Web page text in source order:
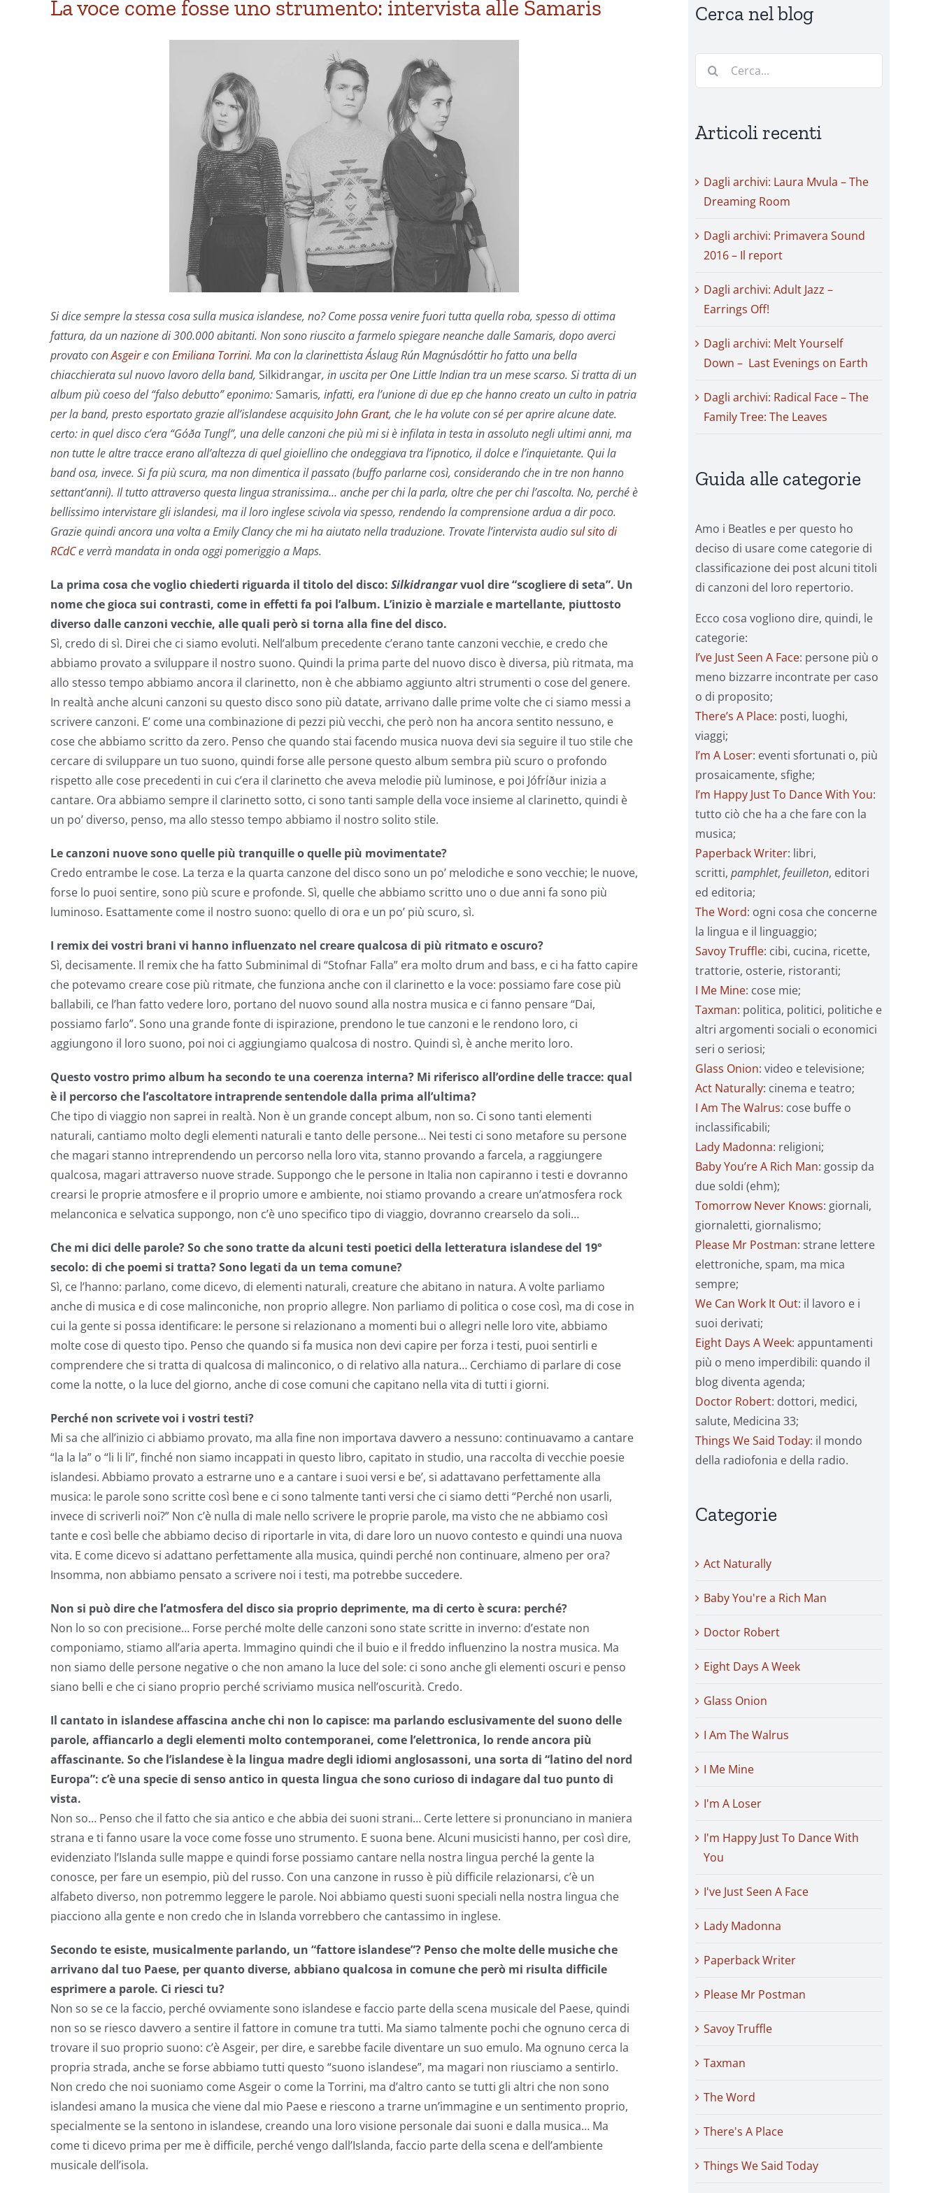
La voce come fosse uno strumento: intervista alle Samaris
Si dice sempre la stessa cosa sulla musica islandese, no? Come possa venire fuori tutta quella roba, spesso di ottima
fattura, da un nazione di 300.000 abitanti. Non sono riuscito a farmelo spiegare neanche dalle Samaris, dopo averci
provato conAsgeire conEmiliana Torrini. Ma con la clarinettista Áslaug Rún Magnúsdóttir ho fatto una bella
chiacchierata sul nuovo lavoro della band, Silkidrangar, in uscita per One Little Indian tra un mese scarso. Si tratta di un
album più coeso del “falso debutto” eponimo:Samaris, infatti, era l’unione di due ep che hanno creato un culto in patria
per la band, presto esportato grazie all’islandese acquisitoJohn Grant, che le ha volute con sé per aprire alcune date.
certo: in quel disco c’era “Góða Tungl”, una delle canzoni che più mi si è infilata in testa in assoluto negli ultimi anni, ma
non tutte le altre tracce erano all’altezza di quel gioiellino che ondeggiava tra l’ipnotico, il dolce e l’inquietante. Qui la
band osa, invece. Si fa più scura, ma non dimentica il passato (buffo parlarne così, considerando che in tre non hanno
settant’anni). Il tutto attraverso questa lingua stranissima… anche per chi la parla, oltre che per chi l’ascolta. No, perché è
bellissimo intervistare gli islandesi, ma il loro inglese scivola via spesso, rendendo la comprensione ardua a dir poco.
Grazie quindi ancora una volta a Emily Clancy che mi ha aiutato nella traduzione. Trovate l’intervista audiosul sito di
RCdCe verrà mandata in onda oggi pomeriggio a Maps.
La prima cosa che voglio chiederti riguarda il titolo del disco: Silkidrangarvuol dire “scogliere di seta”. Un
nomeche gioca sui contrasti, come in effetti fa poi l’album. L’inizio è marziale e martellante, piuttosto
diverso dalle canzoni vecchie, alle quali però si torna alla fine del disco.
Sì, credo di sì. Direi che ci siamo evoluti. Nell’album precedente c’erano tante canzoni vecchie, e credo che
abbiamo provato a sviluppare il nostro suono. Quindi la prima parte del nuovo disco è diversa, più ritmata, ma
allo stesso tempo abbiamo ancora il clarinetto, non è che abbiamo aggiunto altri strumenti o cose del genere.
In realtà anche alcuni canzoni su questo disco sono più datate, arrivano dalle prime volte che ci siamo messi a
scrivere canzoni. E’ come una combinazione di pezzi più vecchi, che però non ha ancora sentito nessuno, e
cose che abbiamo scritto da zero. Penso che quando stai facendo musica nuova devi sia seguire il tuo stile che
cercare di sviluppare un tuo suono, quindi forse alle persone questo album sembra più scuro o profondo
rispetto alle cose precedenti in cui c’era il clarinetto che aveva melodie più luminose, e poi Jófríður inizia a
cantare. Ora abbiamo sempre il clarinetto sotto, ci sono tanti sample della voce insieme al clarinetto, quindi è
un po’ diverso, penso, ma allo stesso tempo abbiamo il nostro solito stile.
Le canzoni nuove sono quelle più tranquille o quelle più movimentate?
Credo entrambe le cose. La terza e la quarta canzone del disco sono un po’ melodiche e sono vecchie; le nuove,
forse lo puoi sentire, sono più scure e profonde. Sì, quelle che abbiamo scritto uno o due anni fa sono più
luminoso. Esattamente come il nostro suono: quello di ora e un po’ più scuro, sì.
I remix dei vostri brani vi hanno influenzato nel creare qualcosa di più ritmato e oscuro?
Sì, decisamente. Il remix che ha fatto Subminimal di “Stofnar Falla” era molto drum and bass, e ci ha fatto capire
che potevamo creare cose più ritmate, che funziona anche con il clarinetto e la voce: possiamo fare cose più
ballabili, ce l’han fatto vedere loro, portano del nuovo sound alla nostra musica e ci fanno pensare “Dai,
possiamo farlo”. Sono una grande fonte di ispirazione, prendono le tue canzoni e le rendono loro, ci
aggiungono il loro suono, poi noi ci aggiungiamo qualcosa di nostro. Quindi sì, è anche merito loro.
Questo vostro primo album ha secondo te una coerenza interna? Mi riferisco all’ordine delle tracce: qual
è il percorso che l’ascoltatore intraprende sentendole dalla prima all’ultima?
Che tipo di viaggio non saprei in realtà. Non è un grande concept album, non so. Ci sono tanti elementi
naturali, cantiamo molto degli elementi naturali e tanto delle persone… Nei testi ci sono metafore su persone
che magari stanno intreprendendo un percorso nella loro vita, stanno provando a farcela, a raggiungere
qualcosa, magari attraverso nuove strade. Suppongo che le persone in Italia non capiranno i testi e dovranno
crearsi le proprie atmosfere e il proprio umore e ambiente, noi stiamo provando a creare un’atmosfera rock
melanconica e selvatica suppongo, non c’è uno specifico tipo di viaggio, dovranno crearselo da soli…
Che mi dici delle parole? So che sono tratte da alcuni testi poetici della letteratura islandese del 19°
secolo: di che poemi si tratta? Sono legati da un tema comune?
Sì, ce l’hanno: parlano, come dicevo, di elementi naturali, creature che abitano in natura. A volte parliamo
anche di musica e di cose malinconiche, non proprio allegre. Non parliamo di politica o cose così, ma di cose in
cui la gente si possa identificare: le persone si relazionano a momenti bui o allegri nelle loro vite, abbiamo
molte cose di questo tipo. Penso che quando si fa musica non devi capire per forza i testi, puoi sentirli e
comprendere che si tratta di qualcosa di malinconico, o di relativo alla natura… Cerchiamo di parlare di cose
come la notte, o la luce del giorno, anche di cose comuni che capitano nella vita di tutti i giorni.
Perché non scrivete voi i vostri testi?
Mi sa che all’inizio ci abbiamo provato, ma alla fine non importava davvero a nessuno: continuavamo a cantare
“la la la” o “li li li”, finché non siamo incappati in questo libro, capitato in studio, una raccolta di vecchie poesie
islandesi. Abbiamo provato a estrarne uno e a cantare i suoi versi e be’, si adattavano perfettamente alla
musica: le parole sono scritte così bene e ci sono talmente tanti versi che ci siamo detti “Perché non usarli,
invece di scriverli noi?” Non c’è nulla di male nello scrivere le proprie parole, ma visto che ne abbiamo così
tante e così belle che abbiamo deciso di riportarle in vita, di dare loro un nuovo contesto e quindi una nuova
vita. E come dicevo si adattano perfettamente alla musica, quindi perché non continuare, almeno per ora?
Insomma, non abbiamo pensato a scrivere noi i testi, ma potrebbe succedere.
Non si può dire che l’atmosfera del disco sia proprio deprimente, ma di certo è scura: perché?
Non lo so con precisione… Forse perché molte delle canzoni sono state scritte in inverno: d’estate non
componiamo, stiamo all’aria aperta. Immagino quindi che il buio e il freddo influenzino la nostra musica. Ma
non siamo delle persone negative o che non amano la luce del sole: ci sono anche gli elementi oscuri e penso
siano belli e che ci siano proprio perché scriviamo musica nell’oscurità. Credo.
Il cantato in islandese affascina anche chi non lo capisce: ma parlando esclusivamente del suono delle
parole, affiancarlo a degli elementi molto contemporanei, come l’elettronica, lo rende ancora più
affascinante. So che l’islandese è la lingua madre degli idiomi anglosassoni, una sorta di “latino del nord
Europa”: c’è una specie di senso antico in questa lingua che sono curioso di indagare dal tuo punto di
vista.
Non so… Penso che il fatto che sia antico e che abbia dei suoni strani… Certe lettere si pronunciano in maniera
strana e ti fanno usare la voce come fosse uno strumento. E suona bene. Alcuni musicisti hanno, per così dire,
evidenziato l’Islanda sulle mappe e quindi forse possiamo cantare nella nostra lingua perché la gente la
conosce, per fare un esempio, più del russo. Con una canzone in russo è più difficile relazionarsi, c’è un
alfabeto diverso, non potremmo leggere le parole. Noi abbiamo questi suoni speciali nella nostra lingua che
piacciono alla gente e non credo che in Islanda vorrebbero che cantassimo in inglese.
Secondo te esiste, musicalmente parlando, un “fattore islandese”? Penso che molte delle musiche che
arrivano dal tuo Paese, per quanto diverse, abbiano qualcosa in comune che però mi risulta difficile
esprimere a parole. Ci riesci tu?
Non so se ce la faccio, perché ovviamente sono islandese e faccio parte della scena musicale del Paese, quindi
non so se riesco davvero a sentire il fattore in comune tra tutti. Ma siamo talmente pochi che ognuno cerca di
trovare il suo proprio suono: c’è Asgeir, per dire, e sarebbe facile diventare un suo emulo. Ma ognuno cerca la
propria strada, anche se forse abbiamo tutti questo “suono islandese”, ma magari non riusciamo a sentirlo.
Non credo che noi suoniamo come Asgeir o come la Torrini, ma d’altro canto se tutti gli altri che non sono
islandesi amano la musica che viene dal mio Paese e riescono a trarne un’immagine e un sentimento proprio,
specialmente se la sentono in islandese, creando una loro visione personale dai suoni e dalla musica… Ma
come ti dicevo prima per me è difficile, perché vengo dall’Islanda, faccio parte della scena e dell’ambiente
musicale dell’isola.
Cerca nel blog
Cerca
Articoli recenti
Dagli archivi: Laura Mvula – The
Dreaming Room
Dagli archivi: Primavera Sound
2016 – Il report
Dagli archivi: Adult Jazz –
Earrings Off!
Dagli archivi: Melt Yourself
Down – Last Evenings on Earth
Dagli archivi: Radical Face – The
Family Tree: The Leaves
Guida alle categorie
Amo i Beatles e per questo ho
deciso di usare come categorie di
classificazione dei post alcuni titoli
di canzoni del loro repertorio.
Ecco cosa vogliono dire, quindi, le
categorie:
I’ve Just Seen A Face: persone più o
meno bizzarre incontrate per caso
o di proposito;
There’s A Place: posti, luoghi,
viaggi;
I’m A Loser: eventi sfortunati o, più
prosaicamente, sfighe;
I’m Happy Just To Dance With You:
tutto ciò che ha a che fare con la
musica;
Paperback Writer: libri,
scritti, pamphlet, feuilleton, editori
ed editoria;
The Word: ogni cosa che concerne
la lingua e il linguaggio;
Savoy Truffle: cibi, cucina, ricette,
trattorie, osterie, ristoranti;
I Me Mine: cose mie;
Taxman: politica, politici, politiche e
altri argomenti sociali o economici
seri o seriosi;
Glass Onion: video e televisione;
Act Naturally: cinema e teatro;
I Am The Walrus: cose buffe o
inclassificabili;
Lady Madonna: religioni;
Baby You’re A Rich Man: gossip da
due soldi (ehm);
Tomorrow Never Knows: giornali,
giornaletti, giornalismo;
Please Mr Postman: strane lettere
elettroniche, spam, ma mica
sempre;
We Can Work It Out: il lavoro e i
suoi derivati;
Eight Days A Week: appuntamenti
più o meno imperdibili: quando il
blog diventa agenda;
Doctor Robert: dottori, medici,
salute, Medicina 33;
Things We Said Today: il mondo
della radiofonia e della radio.
Categorie
Act Naturally
Baby You're a Rich Man
Doctor Robert
Eight Days A Week
Glass Onion
I Am The Walrus
I Me Mine
I'm A Loser
I'm Happy Just To Dance With
You
I've Just Seen A Face
Lady Madonna
Paperback Writer
Please Mr Postman
Savoy Truffle
Taxman
The Word
There's A Place
Things We Said Today